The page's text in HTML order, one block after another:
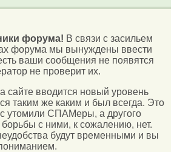
форума! В связи с засильем
форума мы вынуждены ввести
ваши сообщения не появятся
не проверит их.
сайте вводится новый уровень
таким же каким и был всегда. Это
утомили СПАМеры, а другого
с ними, к сожалению, нет.
будут временными и вы